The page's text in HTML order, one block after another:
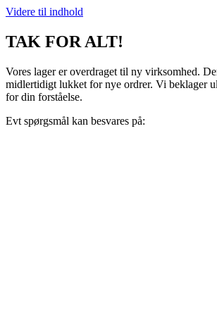
Videre til indhold
TAK FOR ALT!
Vores lager er overdraget til ny virksomhed.
midlertidigt lukket for nye ordrer. Vi beklager
for din forståelse.
Evt spørgsmål kan besvares på: